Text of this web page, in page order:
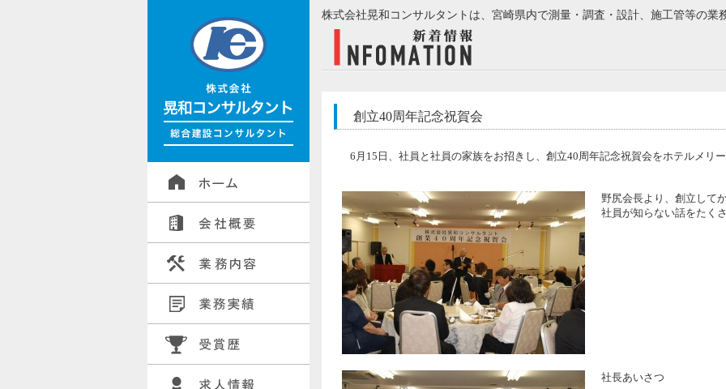
株式会社晃和コンサルタントは、宮崎県内で測量・調査・設計、施工管等の業
創立40周年記念祝賀会
6月15日、社員と社員の家族をお招きし、創立40周年記念祝賀会をホテルメリ
野尻会長より、創立して
社員が知らない話をたく
社長あいさつ